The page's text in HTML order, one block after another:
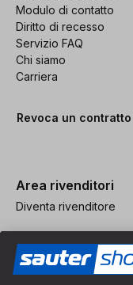
Modulo di contatto
Diritto di recesso
Servizio FAQ
Chi siamo
Carriera
Revoca un contratto
Area rivenditori
Diventa rivenditore